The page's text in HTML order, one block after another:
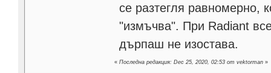
се разтегля равномерно,
"измъчва". При Radiant
дърпаш не изостава.
«Последна редакция: Dec 25, 2020, 02:53 от vektorman »